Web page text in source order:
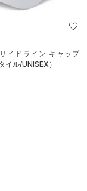
イドライン キャップ
イル/UNISEX）